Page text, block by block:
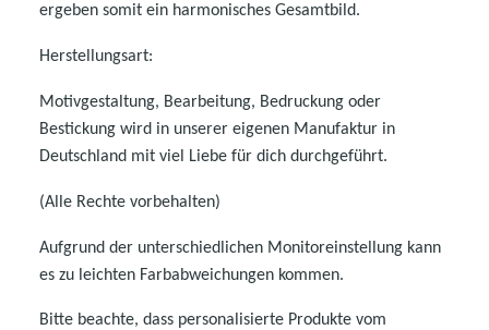
ergeben somit ein harmonisches Gesamtbild.
Herstellungsart:
Motivgestaltung, Bearbeitung, Bedruckung oder
Bestickung wird in unserer eigenen Manufaktur in
Deutschland mit viel Liebe für dich durchgeführt.
(Alle Rechte vorbehalten)
Aufgrund der unterschiedlichen Monitoreinstellung kann
es zu leichten Farbabweichungen kommen.
Bitte beachte, dass personalisierte Produkte vom